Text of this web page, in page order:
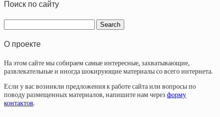
Поиск по сайту
О проекте
На этом сайте мы собираем самые интересные, захватывающие,
развлекательные и иногда шокирующие материалы со всего интернета.
Если у вас возникли предложения к работе сайта или вопросы по
поводу размещенных материалов, напишите нам через форму
контактов.